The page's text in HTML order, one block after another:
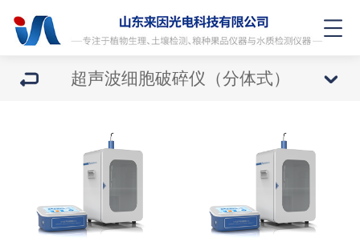
超声波细胞破碎仪（分体式）